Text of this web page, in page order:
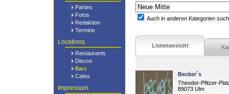
Parties
Fotos
Redaktion
Termine
Locations
Restaurants
Discos
Bars
Cafes
Impressum
Auch in anderen Kategorien
Listenansicht
Becker´s
Theodor-Pfitzer-
89073 Ulm